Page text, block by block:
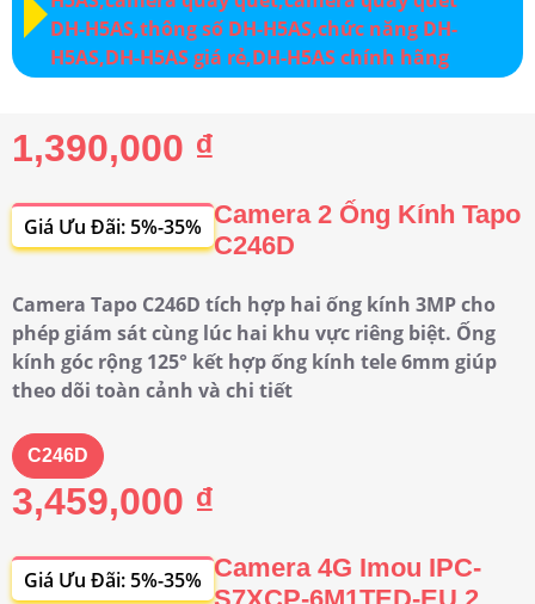
1,390,000 ₫
Giá Ưu Đãi: 5%-35% Camera 2 Ống Kính Tapo
C246D
Camera Tapo C246D tích hợp hai ống kính 3MP cho
phép giám sát cùng lúc hai khu vực riêng biệt. Ống
kính góc rộng 125° kết hợp ống kính tele 6mm giúp
theo dõi toàn cảnh và chi tiết
C246D
3,459,000 ₫
Giá Ưu Đãi: 5%-35% Camera 4G Imou IPC-